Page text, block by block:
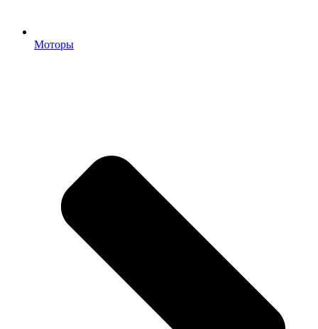
Моторы